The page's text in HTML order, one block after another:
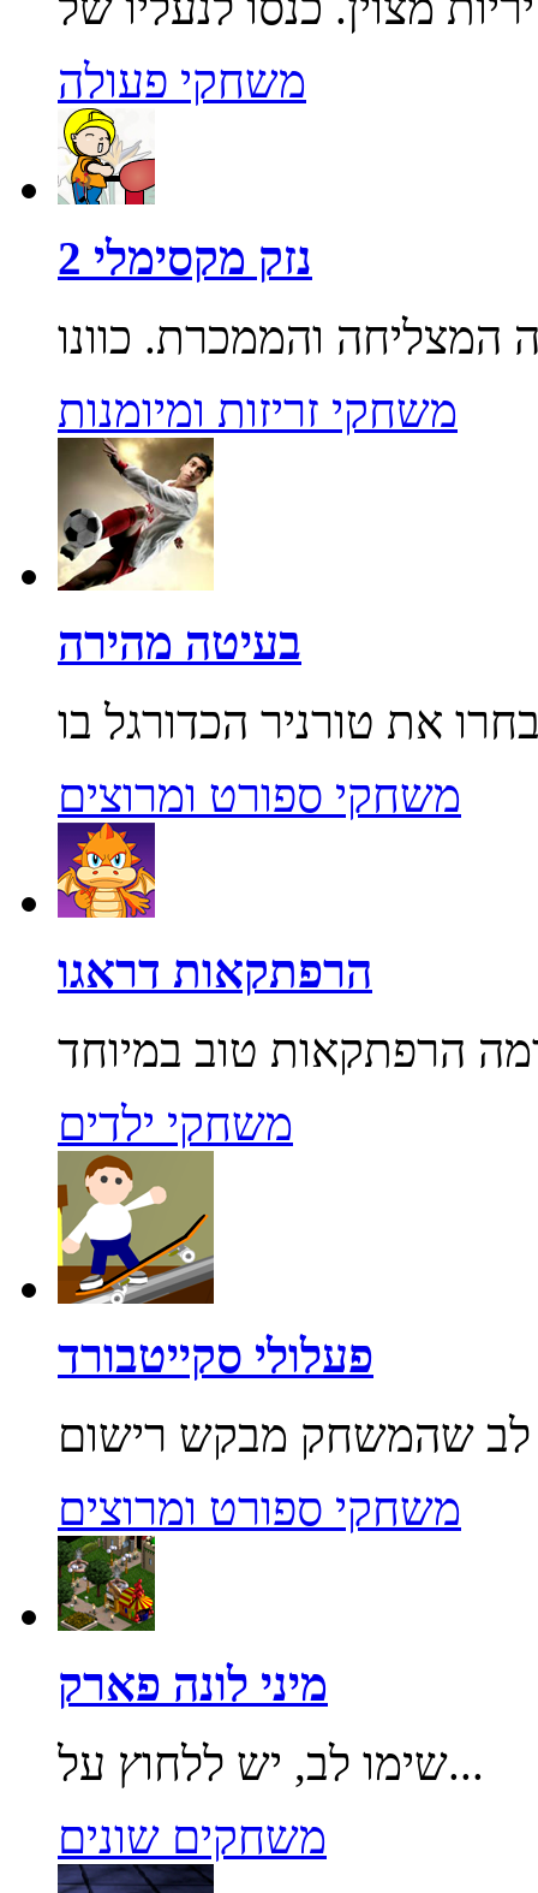
משחקי פעולה
נזק מקסימלי 2
משחקי זריזות ומיומנות
בעיטה מהירה
משחקי ספורט ומרוצים
הרפתקאות דראגו
משחקי ילדים
פעלולי סקייטבורד
משחקי ספורט ומרוצים
מיני לונה פארק
שימו לב, יש ללחוץ על...
משחקים שונים